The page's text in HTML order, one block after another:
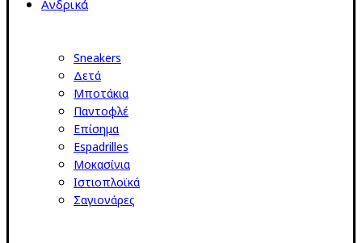
Ανδρικά
Sneakers
Δετά
Μποτάκια
Παντοφλέ
Επίσημα
Espadrilles
Μοκασίνια
Ιστιοπλοϊκά
Σαγιονάρες